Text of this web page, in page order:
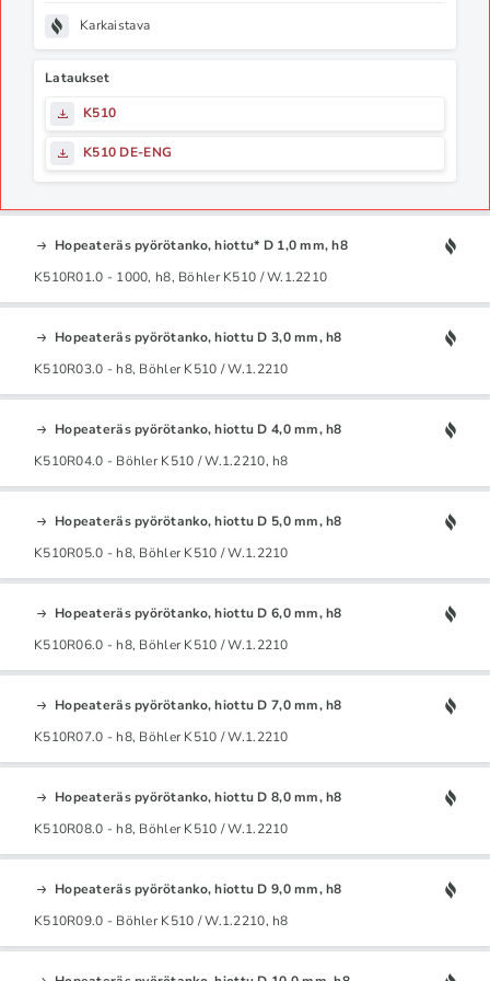
Karkaistava
Lataukset
K510
K510 DE-ENG
Hopeateräs pyörötanko, hiottu* D 1,0 mm, h8
K510R01.0 - 1000, h8, Böhler K510 / W.1.2210
Hopeateräs pyörötanko, hiottu D 3,0 mm, h8
K510R03.0 - h8, Böhler K510 / W.1.2210
Hopeateräs pyörötanko, hiottu D 4,0 mm, h8
K510R04.0 - Böhler K510 / W.1.2210, h8
Hopeateräs pyörötanko, hiottu D 5,0 mm, h8
K510R05.0 - h8, Böhler K510 / W.1.2210
Hopeateräs pyörötanko, hiottu D 6,0 mm, h8
K510R06.0 - h8, Böhler K510 / W.1.2210
Hopeateräs pyörötanko, hiottu D 7,0 mm, h8
K510R07.0 - h8, Böhler K510 / W.1.2210
Hopeateräs pyörötanko, hiottu D 8,0 mm, h8
K510R08.0 - h8, Böhler K510 / W.1.2210
Hopeateräs pyörötanko, hiottu D 9,0 mm, h8
K510R09.0 - Böhler K510 / W.1.2210, h8